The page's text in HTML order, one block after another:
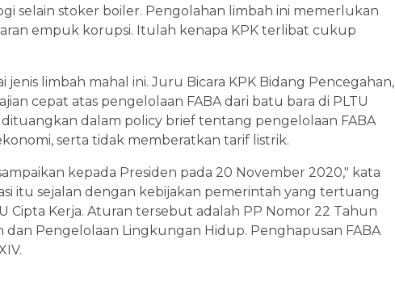
selain stoker boiler. Pengolahan limbah ini memerlukan
empuk korupsi. Itulah kenapa KPK terlibat cukup
limbah mahal ini. Juru Bicara KPK Bidang Pencegahan,
cepat atas pengelolaan FABA dari batu bara di PLTU
dalam policy brief tentang pengelolaan FABA
serta tidak memberatkan tarif listrik.
kepada Presiden pada 20 November 2020," kata
itu sejalan dengan kebijakan pemerintah yang tertuang
Kerja. Aturan tersebut adalah PP Nomor 22 Tahun
Pengelolaan Lingkungan Hidup. Penghapusan FABA